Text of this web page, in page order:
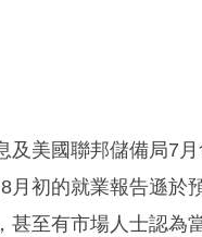
美國聯邦儲備局7
初的就業報告遜於
至有市場人士認為